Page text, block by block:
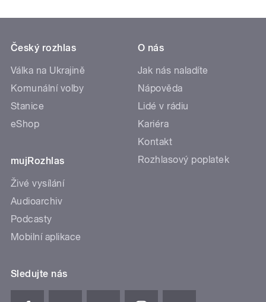
Český rozhlas
Válka na Ukrajině
Komunální volby
Stanice
eShop
mujRozhlas
Živé vysílání
Audioarchiv
Podcasty
Mobilní aplikace
O nás
Jak nás naladíte
Nápověda
Lidé v rádiu
Kariéra
Kontakt
Rozhlasový poplatek
Sledujte nás